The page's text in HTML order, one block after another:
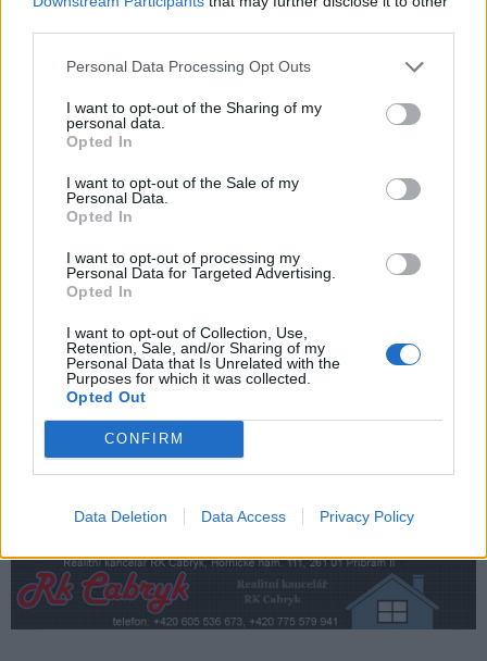
Personal Data Processing Opt Outs
I want to opt-out of the Sharing of my
personal data.
Opted In
I want to opt-out of the Sale of my
Personal Data.
Opted In
I want to opt-out of processing my
Personal Data for Targeted Advertising.
Opted In
I want to opt-out of Collection, Use,
Retention, Sale, and/or Sharing of my
Personal Data that Is Unrelated with the
Purposes for which it was collected.
Opted Out
CONFIRM
Data Deletion Data Access Privacy Policy
VÍCE OD AUTORA
Rovnováha života. Vernisáž nabídne
i hudební a básnický program
Festival hudby na zámku Dobříš sází na
jedinečnou atmosféru. Klasiku propojí
Fesťáczek Presents poprvé míří do
Lesního divadla Skalka. Nabídne hudbu,
divadlo i tvořivé dílny